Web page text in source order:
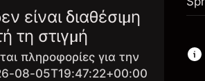
είναι διαθέσιμη
τη στιγμή
πληροφορίες για την
08-05T19:47:22+00:00